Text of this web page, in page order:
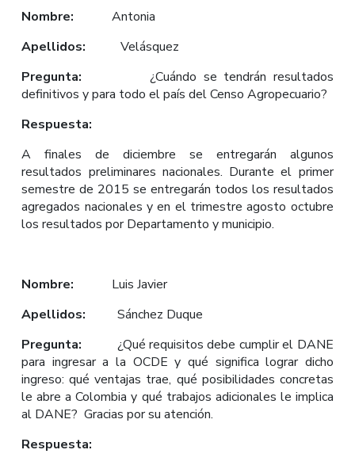
Nombre: Antonia
Apellidos: Velásquez
Pregunta:
¿Cuándo se tendrán resultados
definitivos y para todo el país del Censo Agropecuario?
Respuesta:
A finales de diciembre se entregarán algunos
resultados preliminares nacionales. Durante el primer
semestre de 2015 se entregarán todos los resultados
agregados nacionales y en el trimestre agosto octubre
los resultados por Departamento y municipio.
Nombre: Luis Javier
Apellidos:
Sánchez Duque
Pregunta: ¿Qué requisitos debe cumplir el DANE
para ingresar a la OCDE y qué significa lograr dicho
ingreso: qué ventajas trae, qué posibilidades concretas
le abre a Colombia y qué trabajos adicionales le implica
al DANE? Gracias por su atención.
Respuesta: